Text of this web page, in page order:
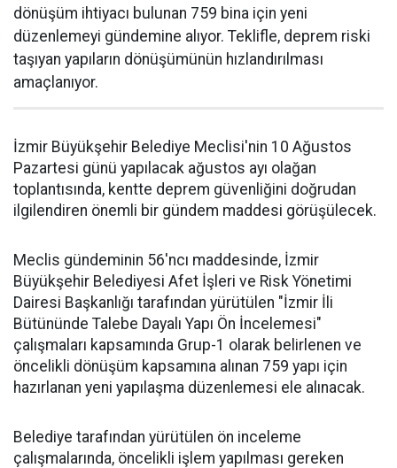
dönüşüm ihtiyacı bulunan 759 bina için yeni
düzenlemeyi gündemine alıyor. Teklifle, deprem riski
taşıyan yapıların dönüşümünün hızlandırılması
amaçlanıyor.
İzmir Büyükşehir Belediye Meclisi'nin 10 Ağustos
Pazartesi günü yapılacak ağustos ayı olağan
toplantısında, kentte deprem güvenliğini doğrudan
ilgilendiren önemli bir gündem maddesi görüşülecek.
Meclis gündeminin 56'ncı maddesinde, İzmir
Büyükşehir Belediyesi Afet İşleri ve Risk Yönetimi
Dairesi Başkanlığı tarafından yürütülen "İzmir İli
Bütününde Talebe Dayalı Yapı Ön İncelemesi"
çalışmaları kapsamında Grup-1 olarak belirlenen ve
öncelikli dönüşüm kapsamına alınan 759 yapı için
hazırlanan yeni yapılaşma düzenlemesi ele alınacak.
Belediye tarafından yürütülen ön inceleme
çalışmalarında, öncelikli işlem yapılması gereken